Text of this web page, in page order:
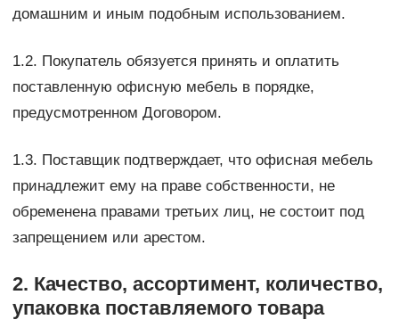
домашним и иным подобным использованием.
1.2. Покупатель обязуется принять и оплатить
поставленную офисную мебель в порядке,
предусмотренном Договором.
1.3. Поставщик подтверждает, что офисная мебель
принадлежит ему на праве собственности, не
обременена правами третьих лиц, не состоит под
запрещением или арестом.
2. Качество, ассортимент, количество,
упаковка поставляемого товара